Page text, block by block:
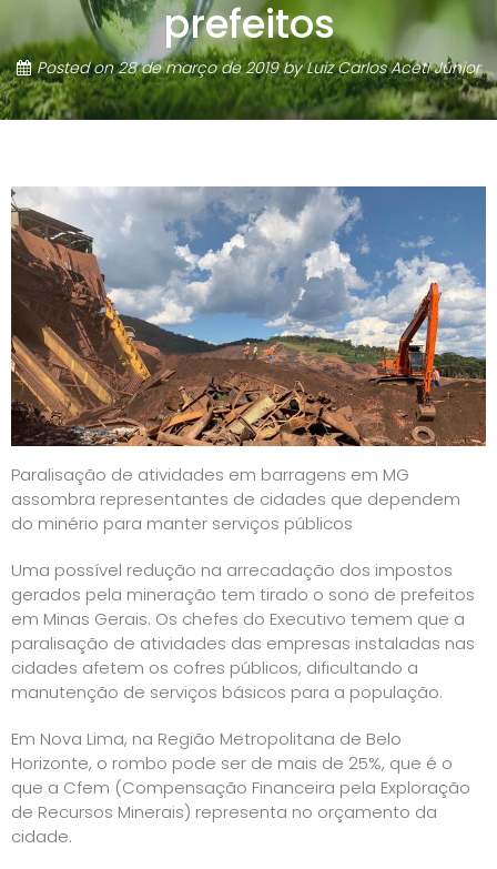
prefeitos
Posted on28 de março de 2019byLuiz Carlos Aceti Júnior
Paralisação de atividades em barragens em MG
assombra representantes de cidades que dependem
do minério para manter serviços públicos
Uma possível redução na arrecadação dos impostos
gerados pela mineração tem tirado o sono de prefeitos
em Minas Gerais. Os chefes do Executivo temem que a
paralisação de atividades das empresas instaladas nas
cidades afetem os cofres públicos, dificultando a
manutenção de serviços básicos para a população.
Em Nova Lima, na Região Metropolitana de Belo
Horizonte, o rombo pode ser de mais de 25%, que é o
que a Cfem (Compensação Financeira pela Exploração
de Recursos Minerais) representa no orçamento da
cidade.